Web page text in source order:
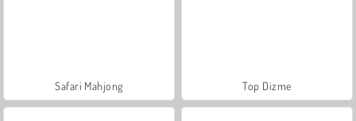
Safari Mahjong Top Dizme